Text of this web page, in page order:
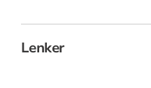
Lenker